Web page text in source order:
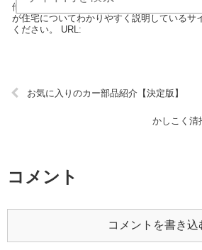
他人から「ステキ！」と言われる家づくりは
が住宅についてわかりやすく説明しているサ
ください。 URL:
お気に入りのカー部品紹介【決定版】
かしこく清
コメント
コメントを書き込